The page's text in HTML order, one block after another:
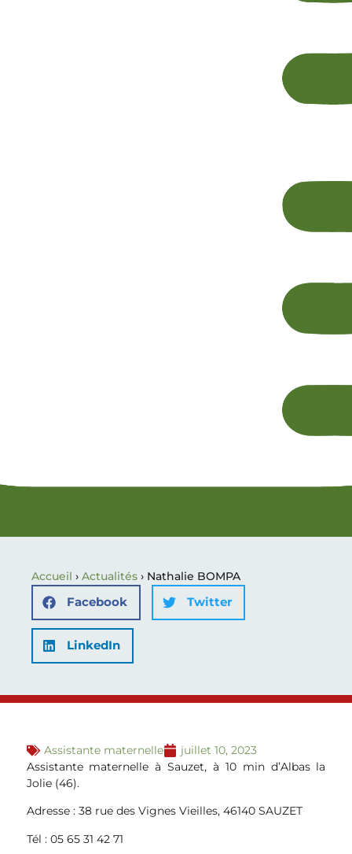
Accueil › Actualités › Nathalie BOMPA
Facebook Twitter
LinkedIn
Assistante maternelle
juillet 10, 2023
Assistante maternelle à Sauzet, à 10 min d’Albas la
Jolie (46).
Adresse : 38 rue des Vignes Vieilles, 46140 SAUZET
Tél : 05 65 31 42 71